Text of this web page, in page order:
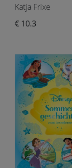
Katja Frixe
€ 10.3